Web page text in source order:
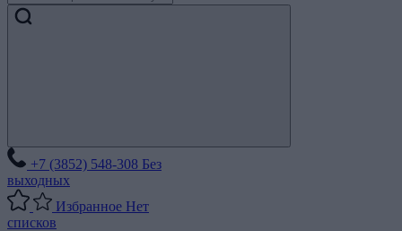
+7 (3852) 548-308 Без
выходных
Избранное Нет
списков